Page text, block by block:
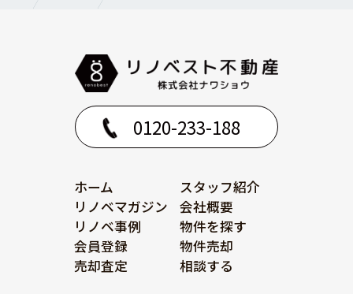
0120-233-188
ホーム
スタッフ紹介
リノベマガジン
会社概要
リノベ事例
物件を探す
会員登録
物件売却
売却査定
相談する